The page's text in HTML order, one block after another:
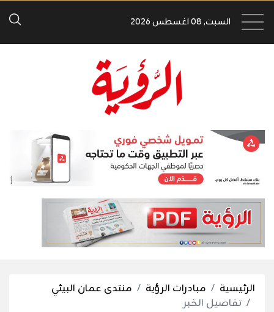
السبت, 08 اغسطس 2026
الرئيسية مبادرات الرؤية
منتدى عمان البيئي
تفاصيل الخبر